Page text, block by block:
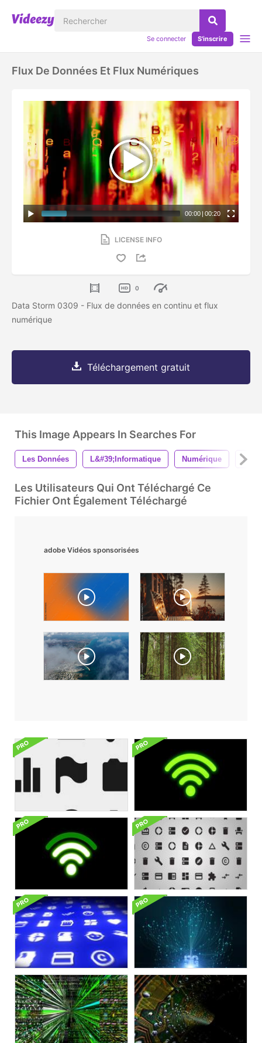
Se connecter S'inscrire
Flux De Données Et Flux Numériques
00:00 | 00:20
LICENSE INFO
0
Data Storm 0309 - Flux de données en continu et flux
numérique
Téléchargement gratuit
This Image Appears In Searches For
Les Données L&#39;informatique Numérique La
Les Utilisateurs Qui Ont Téléchargé Ce
Fichier Ont Également Téléchargé
adobe Vidéos sponsorisées